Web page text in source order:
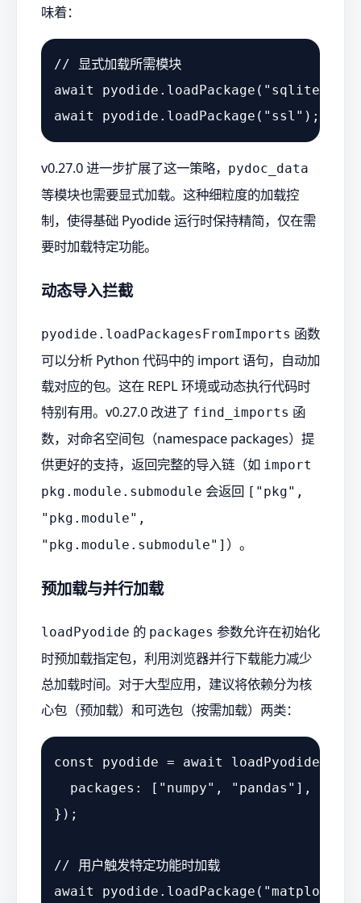
味着：
// 显式加载所需模块
await
pyodide. loadPackage ( "sqlite3"
await
pyodide. loadPackage ( "ssl"
v0.27.0 进一步扩展了这一策略， pydoc_data
等模块也需要显式加载。这种细粒度的加载控
制，使得基础 Pyodide 运行时保持精简，仅在需
要时加载特定功能。
动态导入拦截
pyodide.loadPackagesFromImports 函数
可以分析 Python 代码中的 import 语句，自动加
载对应的包。这在 REPL 环境或动态执行代码时
特别有用。v0.27.0 改进了 find_imports 函
数，对命名空间包（namespace packages）提
供更好的支持，返回完整的导入链（如 import
pkg.module.submodule 会返回 ["pkg",
"pkg.module",
"pkg.module.submodule"] ）。
预加载与并行加载
loadPyodide 的 packages 参数允许在初始化
时预加载指定包，利用浏览器并行下载能力减少
总加载时间。对于大型应用，建议将依赖分为核
心包（预加载）和可选包（按需加载）两类：
const pyodide = await loadPyodide
packages : [ "numpy" , "pandas" ],
});
// 用户触发特定功能时加载
await
pyodide. loadPackage ( "matplotlib"